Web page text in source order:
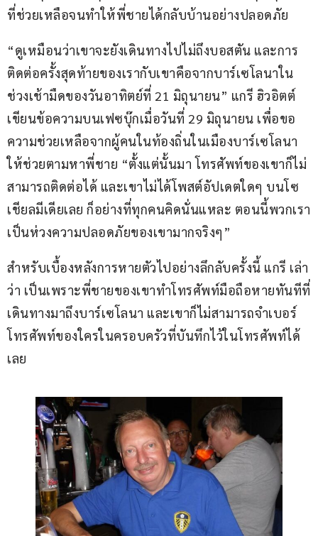
ที่ช่วยเหลือจนทำให้พี่ชายได้กลับบ้านอย่างปลอดภัย
“ดูเหมือนว่าเขาจะยังเดินทางไปไม่ถึงบอสตัน และการ
ติดต่อครั้งสุดท้ายของเรากับเขาคือจากบาร์เซโลนาใน
ช่วงเช้ามืดของวันอาทิตย์ที่ 21 มิถุนายน” แกรี ฮิวอิตต์
เขียนข้อความบนเฟซบุ๊กเมื่อวันที่ 29 มิถุนายน เพื่อขอ
ความช่วยเหลือจากผู้คนในท้องถิ่นในเมืองบาร์เซโลนา
ให้ช่วยตามหาพี่ชาย “ตั้งแต่นั้นมา โทรศัพท์ของเขาก็ไม่
สามารถติดต่อได้ และเขาไม่ได้โพสต์อัปเดตใดๆ บนโซ
เชียลมีเดียเลย ก็อย่างที่ทุกคนคิดนั่นแหละ ตอนนี้พวกเรา
เป็นห่วงความปลอดภัยของเขามากจริงๆ”
สำหรับเบื้องหลังการหายตัวไปอย่างลึกลับครั้งนี้ แกรี เล่า
ว่า เป็นเพราะพี่ชายของเขาทำโทรศัพท์มือถือหายทันทีที่
เดินทางมาถึงบาร์เซโลนา และเขาก็ไม่สามารถจำเบอร์
โทรศัพท์ของใครในครอบครัวที่บันทึกไว้ในโทรศัพท์ได้
เลย